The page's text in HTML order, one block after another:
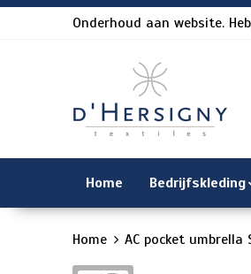
Onderhoud aan website.
Home Bedrijfskleding
Home AC pocket umbrella